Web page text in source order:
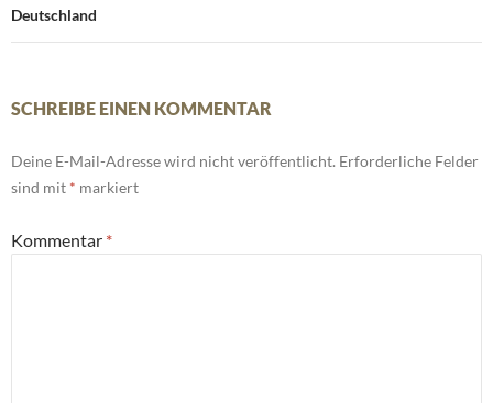
Deutschland
SCHREIBE EINEN KOMMENTAR
Deine E-Mail-Adresse wird nicht veröffentlicht. Erforderliche Felder
sind mit * markiert
Kommentar *